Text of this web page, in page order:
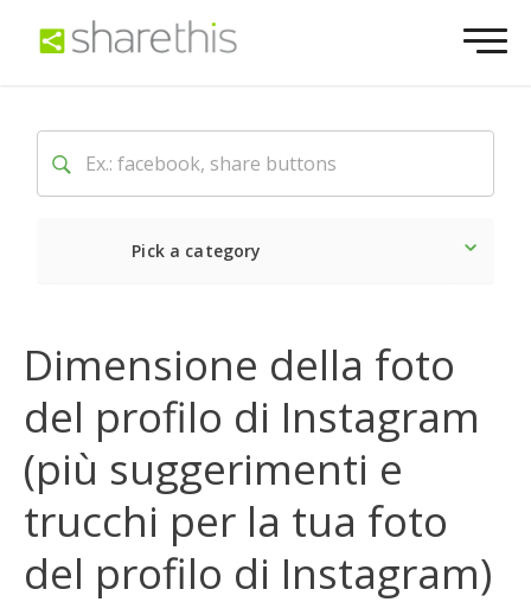
Pick a category
Dimensione della foto
del profilo di Instagram
(più suggerimenti e
trucchi per la tua foto
del profilo di Instagram)